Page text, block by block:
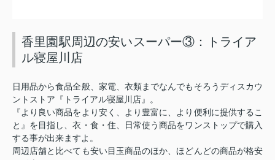
香里園駅周辺の安いスーパー③：トライア
ル寝屋川店
日用品から食品全般、家電、衣類までなんでもそろうディスカウ
ントストア『トライアル寝屋川店』。
『より良い商品をより安く、より豊富に、より便利に提供するこ
と』を目指し、衣・食・住、日常使う商品をワンストップで購入
する事が出来ますよ。
周辺店舗と比べても安い目玉商品のほか、ほどんどの商品が格安